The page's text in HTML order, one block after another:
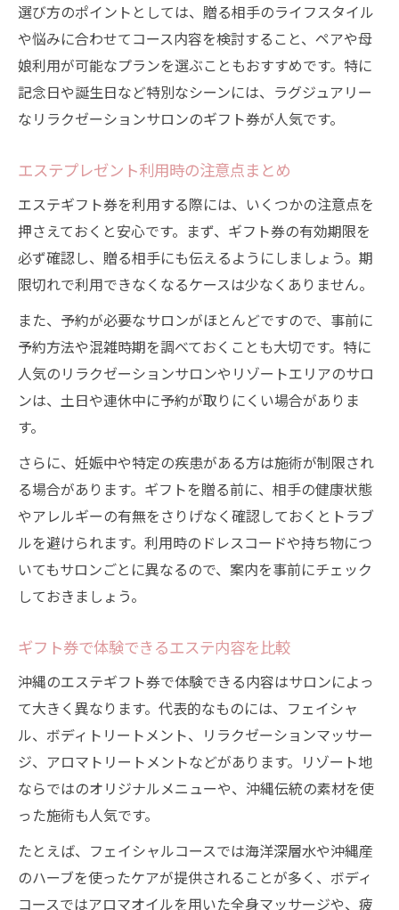
選び方のポイントとしては、贈る相手のライフスタイル
や悩みに合わせてコース内容を検討すること、ペアや母
娘利用が可能なプランを選ぶこともおすすめです。特に
記念日や誕生日など特別なシーンには、ラグジュアリー
なリラクゼーションサロンのギフト券が人気です。
エステプレゼント利用時の注意点まとめ
エステギフト券を利用する際には、いくつかの注意点を
押さえておくと安心です。まず、ギフト券の有効期限を
必ず確認し、贈る相手にも伝えるようにしましょう。期
限切れで利用できなくなるケースは少なくありません。
また、予約が必要なサロンがほとんどですので、事前に
予約方法や混雑時期を調べておくことも大切です。特に
人気のリラクゼーションサロンやリゾートエリアのサロ
ンは、土日や連休中に予約が取りにくい場合がありま
す。
さらに、妊娠中や特定の疾患がある方は施術が制限され
る場合があります。ギフトを贈る前に、相手の健康状態
やアレルギーの有無をさりげなく確認しておくとトラブ
ルを避けられます。利用時のドレスコードや持ち物につ
いてもサロンごとに異なるので、案内を事前にチェック
しておきましょう。
ギフト券で体験できるエステ内容を比較
沖縄のエステギフト券で体験できる内容はサロンによっ
て大きく異なります。代表的なものには、フェイシャ
ル、ボディトリートメント、リラクゼーションマッサー
ジ、アロマトリートメントなどがあります。リゾート地
ならではのオリジナルメニューや、沖縄伝統の素材を使
った施術も人気です。
たとえば、フェイシャルコースでは海洋深層水や沖縄産
のハーブを使ったケアが提供されることが多く、ボディ
コースではアロマオイルを用いた全身マッサージや、疲